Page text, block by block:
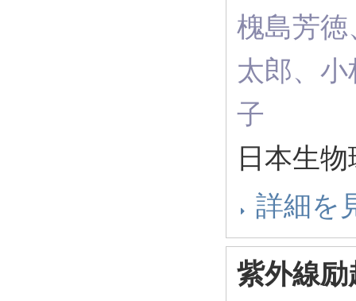
槐島芳
太郎、
子
日本生
詳細を
紫外線